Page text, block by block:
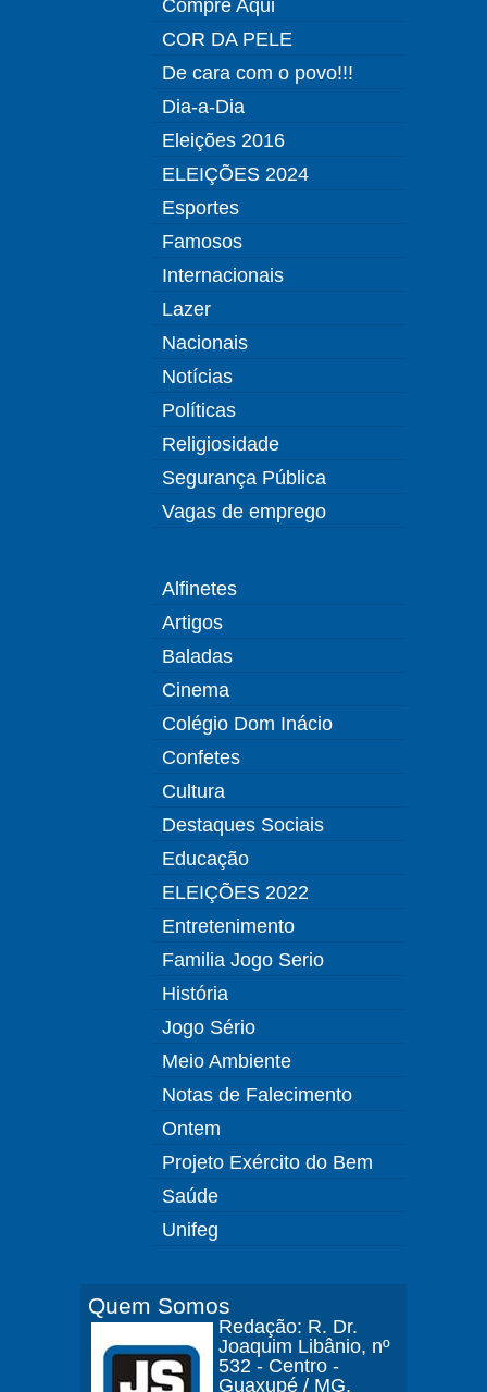
Compre Aqui
COR DA PELE
De cara com o povo!!!
Dia-a-Dia
Eleições 2016
ELEIÇÕES 2024
Esportes
Famosos
Internacionais
Lazer
Nacionais
Notícias
Políticas
Religiosidade
Segurança Pública
Vagas de emprego
Alfinetes
Artigos
Baladas
Cinema
Colégio Dom Inácio
Confetes
Cultura
Destaques Sociais
Educação
ELEIÇÕES 2022
Entretenimento
Familia Jogo Serio
História
Jogo Sério
Meio Ambiente
Notas de Falecimento
Ontem
Projeto Exército do Bem
Saúde
Unifeg
Quem Somos
Redação: R. Dr.
Joaquim Libânio, nº
532 - Centro -
Guaxupé / MG.